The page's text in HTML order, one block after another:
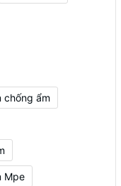
chống ẩm
Mpe